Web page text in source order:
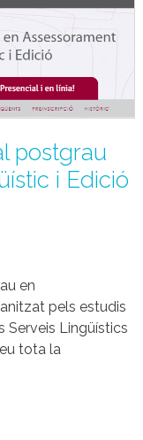
postgrau
i Edició
en
pels estudis
Serveis Lingüístics
tota la